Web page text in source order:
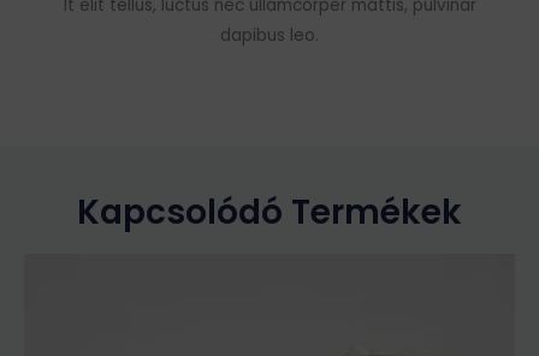
It elit tellus, luctus nec ullamcorper mattis, pulvinar
dapibus leo.
Kapcsolódó Termékek